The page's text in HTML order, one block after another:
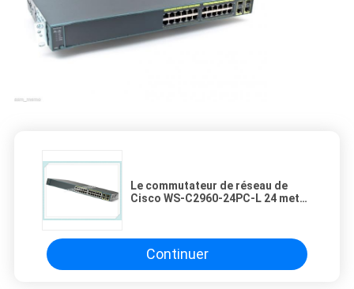
Le commutateur de réseau de
Cisco WS-C2960-24PC-L 24 met
montable de support
Continuer